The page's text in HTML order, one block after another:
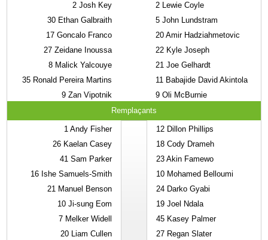
2 Josh Key
30 Ethan Galbraith
17 Goncalo Franco
27 Zeidane Inoussa
8 Malick Yalcouye
35 Ronald Pereira Martins
9 Zan Vipotnik
2 Lewie Coyle
5 John Lundstram
20 Amir Hadziahmetovic
22 Kyle Joseph
21 Joe Gelhardt
11 Babajide David Akintola
9 Oli McBurnie
Remplaçants
1 Andy Fisher
26 Kaelan Casey
41 Sam Parker
16 Ishe Samuels-Smith
21 Manuel Benson
10 Ji-sung Eom
7 Melker Widell
20 Liam Cullen
12 Dillon Phillips
18 Cody Drameh
23 Akin Famewo
10 Mohamed Belloumi
24 Darko Gyabi
19 Joel Ndala
45 Kasey Palmer
27 Regan Slater